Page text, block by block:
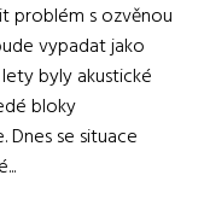
problém s ozvěnou
vypadat jako
byly akustické
bloky
se situace